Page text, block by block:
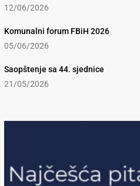
12/06/2026
Komunalni forum FBiH 2026
05/06/2026
Saopštenje sa 44. sjednice
21/05/2026